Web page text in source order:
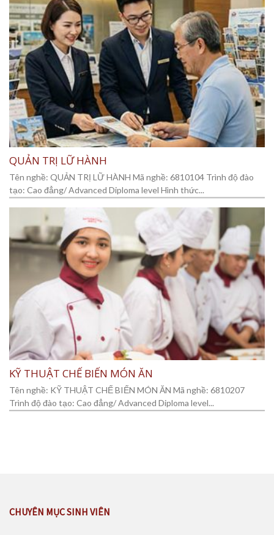
QUẢN TRỊ LỮ HÀNH
Tên nghề: QUẢN TRỊ LỮ HÀNH Mã nghề: 6810104 Trình độ đào
tạo: Cao đẳng/ Advanced Diploma level Hình thức...
KỸ THUẬT CHẾ BIẾN MÓN ĂN
Tên nghề: KỸ THUẬT CHẾ BIẾN MÓN ĂN Mã nghề: 6810207
Trình độ đào tạo: Cao đẳng/ Advanced Diploma level...
CHUYÊN MỤC SINH VIÊN